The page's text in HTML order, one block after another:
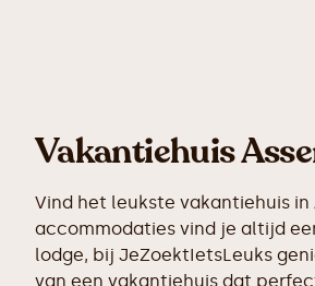
Vakantiehuis
Vind het leukste vakantiehuis
accommodaties vind je altijd
lodge, bij JeZoektIetsLeuks
van een vakantiehuis dat